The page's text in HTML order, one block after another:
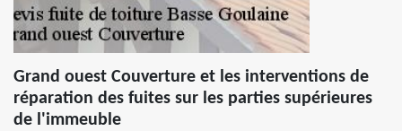
Grand ouest Couverture et les interventions de
réparation des fuites sur les parties supérieures
de l'immeuble